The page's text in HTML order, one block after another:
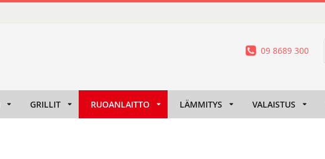
09 8689 300
GRILLIT RUOANLAITTO LÄMMITYS VALAISTUS